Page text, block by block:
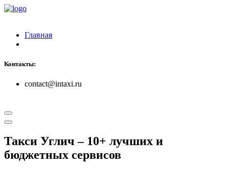
Главная
Контакты:
contact@intaxi.ru
Такси Углич – 10+ лучших и
бюджетных сервисов